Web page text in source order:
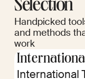
Selection
Handpicked
and methods
work
International